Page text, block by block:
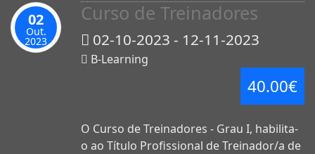
02
Out.
2023
Curso de Treinadores
02-10-2023 - 12-11-2023
B-Learning
40.00€
O Curso de Treinadores - Grau I, habilita-
o ao Título Profissional de Treinador/a de